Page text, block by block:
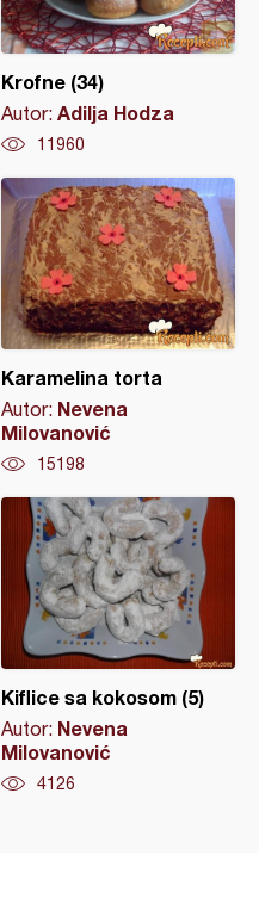
Krofne (34)
Autor: Adilja Hodza
11960
Karamelina torta
Autor: Nevena
Milovanović
15198
Kiflice sa kokosom (5)
Autor: Nevena
Milovanović
4126